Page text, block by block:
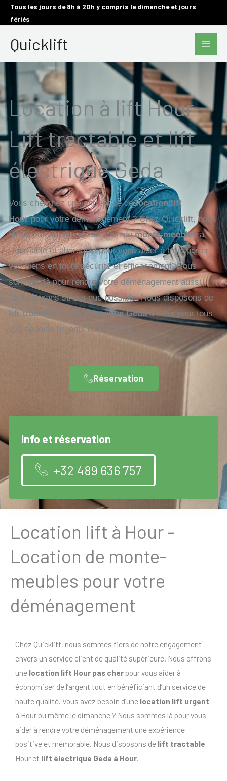
AllerTous les jours de 8h à 20h y compris le dimanche et jours
fériés
Quicklift
Main
Location à lift Hour -
Lift tractable et lift
électrique Geda
Vous cherchez une entreprise delocation lift
Hourpour votre déménagement ? Chez Quicklift, nous
offrons un service de location demonte-meublesà
Hourfiable et abordable pour vous aider à transporter
vos biens en toute sécurité et efficacement. Nous
sommes là pour rendre votre déménagement aussi
facile et sans stress que possible. Nous disposons de
lift tractable et lift électrique Gedaà Hour pour tous
vos besoins urgents ou sur RDV.
Réservation
Info et réservation
+32 489 636 757
Location lift à Hour -
Location de monte-
meubles pour votre
déménagement
Chez Quicklift, nous sommes fiers de notre engagement
envers un service client de qualité supérieure. Nous offrons
une location lift Hour pas cher pour vous aider à
économiser de l’argent tout en bénéficiant d’un service de
haute qualité. Vous avez besoin d’une location lift urgent
à Hour ou même le dimanche ? Nous sommes là pour vous
aider à rendre votre déménagement une expérience
positive et mémorable. Nous disposons de lift tractable
Hour et lift électrique Geda à Hour.